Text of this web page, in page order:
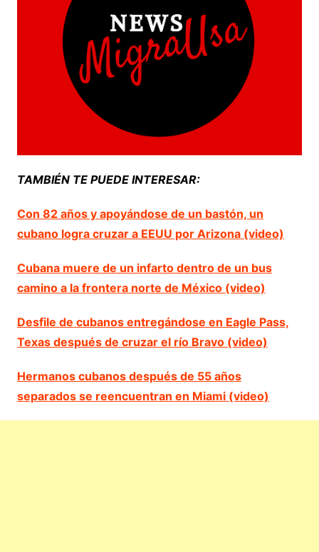
TAMBIÉN TE PUEDE INTERESAR:
Con 82 años y apoyándose de un bastón, un
cubano logra cruzar a EEUU por Arizona (video)
Cubana muere de un infarto dentro de un bus
camino a la frontera norte de México (video)
Desfile de cubanos entregándose en Eagle Pass,
Texas después de cruzar el río Bravo (video)
Hermanos cubanos después de 55 años
separados se reencuentran en Miami (video)